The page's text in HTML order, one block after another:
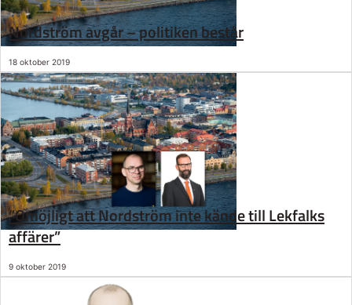
Nordström avgår – politiken består
18 oktober 2019
”Omöjligt att Nordström inte kände till Lekfalks
affärer”
9 oktober 2019